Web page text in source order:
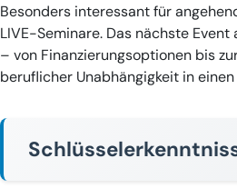
Besonders interessant für
LIVE-Seminare. Das nächste
– von Finanzierungsoptionen bis
beruflicher Unabhängigkeit in